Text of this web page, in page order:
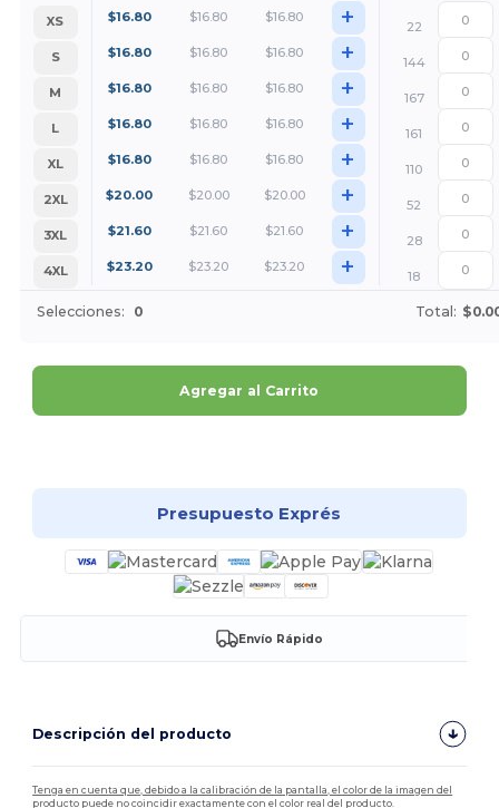
XS $16.80 $16.80 $16.80 +
22
S
$16.80 $16.80 $16.80 +
144
M
$16.80 $16.80 $16.80 +
167
L
$16.80 $16.80 $16.80 +
161
XL
$16.80 $16.80 $16.80 +
110
2XL
$20.00 $20.00 $20.00 +
52
3XL
$21.60 $21.60 $21.60 +
28
4XL
$23.20 $23.20 $23.20 + 18
Selecciones: 0 Total:
Agregar al Carrito
Presupuesto Exprés
Envío Rápido
Descripción del producto
Tenga en cuenta que, debido a la calibración de la pantalla, el color de la imagen del
producto puede no coincidir exactamente con el color real del producto.